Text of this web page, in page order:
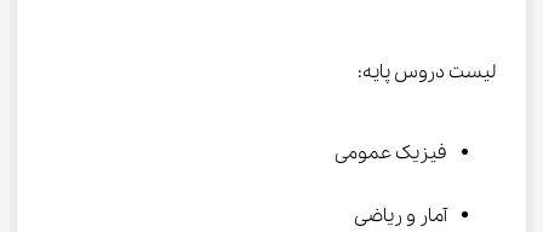
لیست دروس پایه:
فیزیک عمومی
آمار و ریاضی